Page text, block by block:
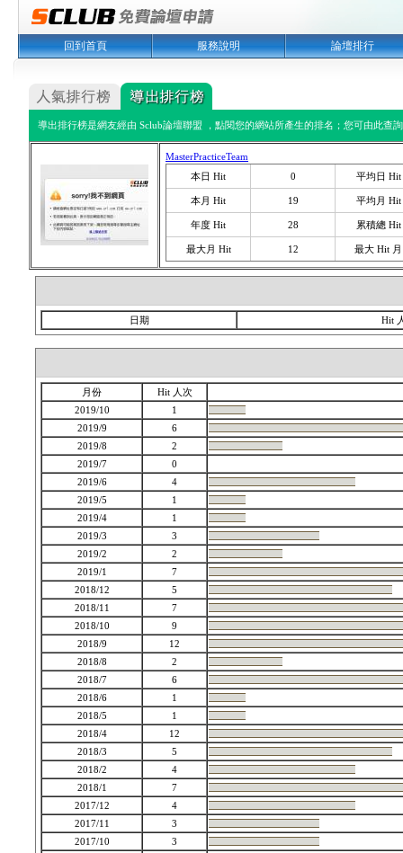
回到首頁 服務說明 論壇排行
導出排行榜是網友經由 Sclub論壇聯盟 ，點閱您的網站所產生的排名；您可由此查
MasterPracticeTeam
本日 Hit
0 平均日 Hit
本月 Hit 19 平均月 Hit
年度 Hit 28 累積總 Hit
最大月 Hit 12 最大 Hit 月
日期 Hit
月份
Hit 人次
2019/10
1
2019/9
6
2019/8
2
2019/7
0
2019/6
4
2019/5
1
2019/4
1
2019/3
3
2019/2
2
2019/1
7
2018/12
5
2018/11
7
2018/10
9
2018/9
12
2018/8
2
2018/7
6
2018/6
1
2018/5
1
2018/4
12
2018/3
5
2018/2
4
2018/1
7
2017/12
4
2017/11
3
2017/10
3